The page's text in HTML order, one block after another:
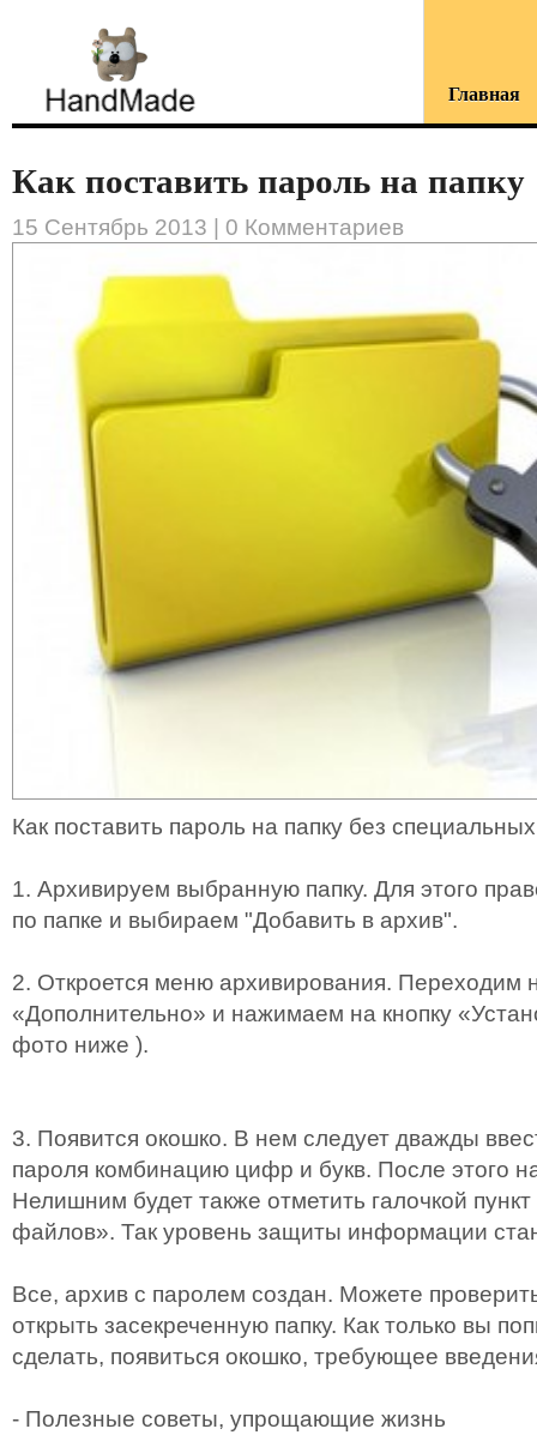
Главная
Как поставить пароль на папку
15 Сентябрь 2013 | 0 Комментариев
Как поставить пароль на папку без
1. Архивируем выбранную папку. Для этого
по папке и выбираем "Добавить в архив".
2. Откроется меню архивирования. Переходим
«Дополнительно» и нажимаем на кнопку
фото ниже ).
3. Появится окошко. В нем следует дважды
пароля комбинацию цифр и букв. После этого
Нелишним будет также отметить галочкой
файлов». Так уровень защиты информации
Все, архив с паролем создан. Можете
открыть засекреченную папку. Как только вы
сделать, появиться окошко, требующее
- Полезные советы, упрощающие жизнь